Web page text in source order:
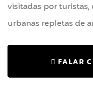
visitadas por
urbanas repletas de
FALAR